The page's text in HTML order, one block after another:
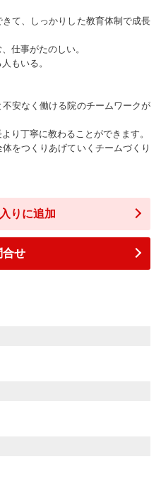
て、しっかりした教育体制で成長
仕事がたのしい。
もいる。
安なく働ける院のチームワークが
り丁寧に教わることができます。
をつくりあげていくチームづくり
りに追加
合せ